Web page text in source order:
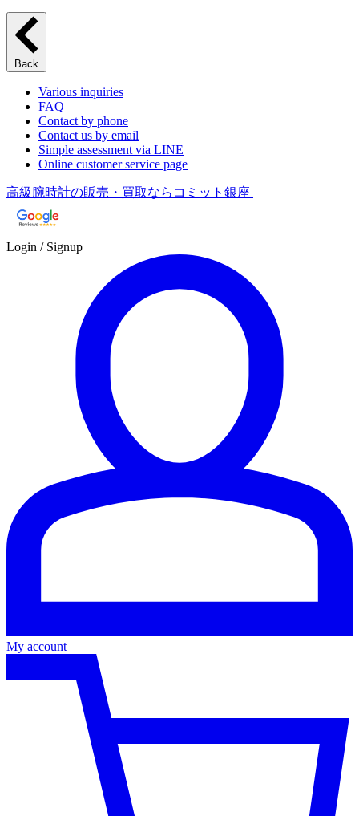
Back
Various inquiries
FAQ
Contact by phone
Contact us by email
Simple assessment via LINE
Online customer service page
高級腕時計の販売・買取ならコミット銀座
Login / Signup
My account